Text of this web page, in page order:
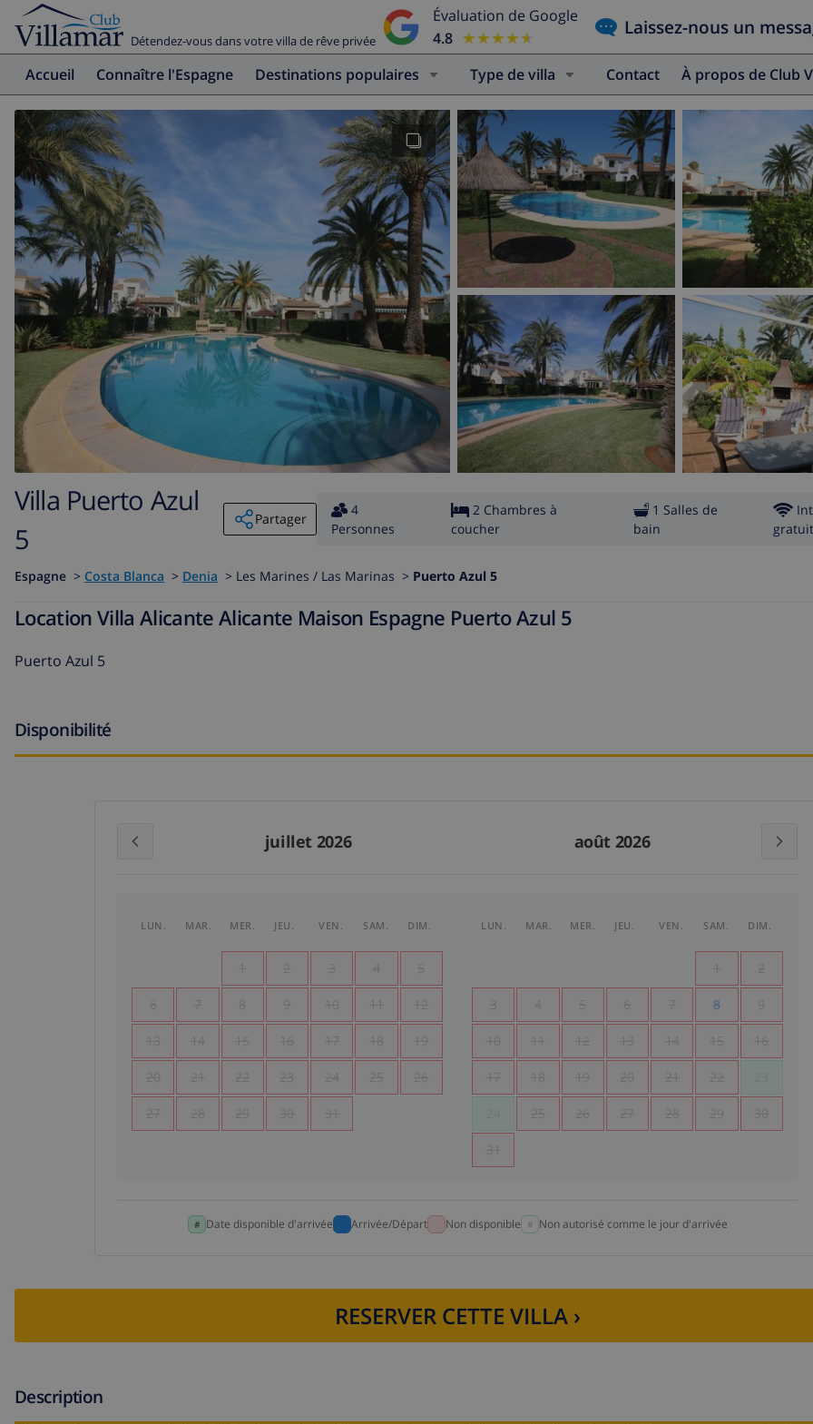
Détendez-vous dans votre villa de rêve privée
Évaluation de Google
4.8 ★★★★★
★★★★★ Laissez-nous un
Accueil Connaître l'Espagne Destinations populaires Type de villa Contact À propos de Club
Villa Puerto Azul
5
Partager
4
Personnes
2 Chambres à
coucher
1 Salles de
bain
gratuit
Espagne > Costa Blanca > Denia > Les Marines / Las Marinas > Puerto Azul 5
Location Villa Alicante Alicante Maison Espagne Puerto Azul 5
Puerto Azul 5
Disponibilité
juillet 2026 août 2026
LUN. MAR. MER. JEU. VEN. SAM. DIM.
1 2 3 4 5
6 7 8 9 10 11 12
13 14 15 16 17 18 19
20 21 22 23 24 25 26
27 28 29 30 31
LUN. MAR. MER. JEU. VEN. SAM. DIM.
1 2
3 4 5 6 7 8 9
10 11 12 13 14 15 16
17 18 19 20 21 22
25 26 27 28 29 30
31
Date disponible d'arrivée Arrivée/Départ Non disponible Non autorisé comme le jour d'arrivée
RESERVER CETTE VILLA ›
Description